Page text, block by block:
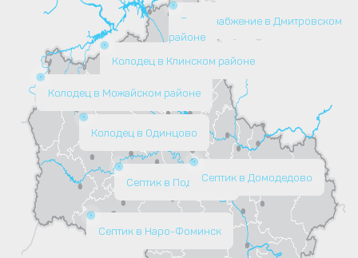
Колодец в Одинцово
Септик в Подольске
Септик в Наро-Фоминск
Колодец в Клинском районе
Колодец в Можайском районе
Водоснабжение в Дмитровском
районе
Септик в Домодедово